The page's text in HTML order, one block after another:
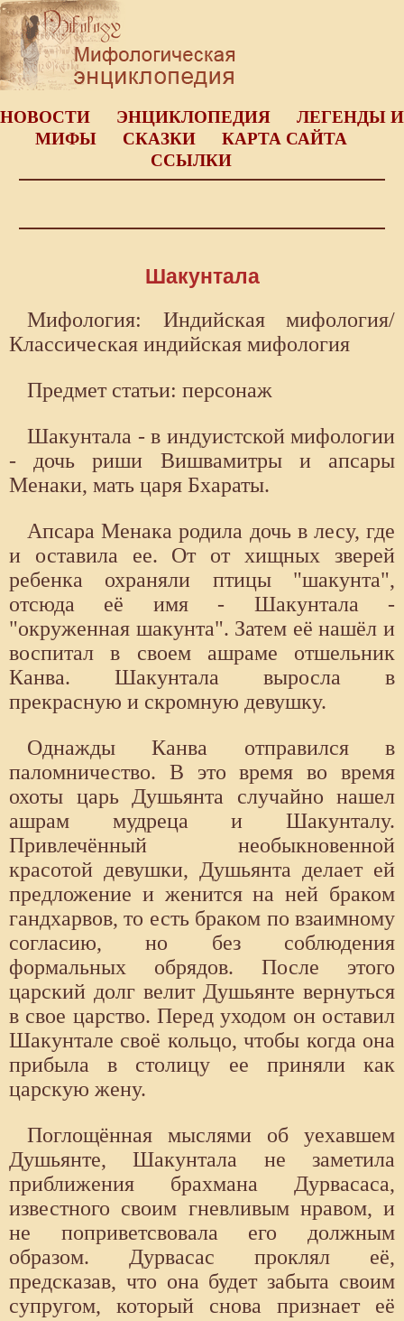
НОВОСТИ ЭНЦИКЛОПЕДИЯ
ЛЕГЕНДЫ И
МИФЫ
СКАЗКИ
КАРТА САЙТА
ССЫЛКИ
Шакунтала
Мифология: Индийская мифология/
Классическая индийская мифология
Предмет статьи: персонаж
Шакунтала - в индуистской мифологии
- дочь риши Вишвамитры и апсары
Менаки, мать царя Бхараты.
Апсара Менака родила дочь в лесу, где
и оставила ее. От от хищных зверей
ребенка охраняли птицы "шакунта",
отсюда её имя - Шакунтала -
"окруженная шакунта". Затем её нашёл и
воспитал в своем ашраме отшельник
Канва. Шакунтала выросла в
прекрасную и скромную девушку.
Однажды Канва отправился в
паломничество. В это время во время
охоты царь Душьянта случайно нашел
ашрам мудреца и Шакунталу.
Привлечённый необыкновенной
красотой девушки, Душьянта делает ей
предложение и женится на ней браком
гандхарвов, то есть браком по взаимному
согласию, но без соблюдения
формальных обрядов. После этого
царский долг велит Душьянте вернуться
в свое царство. Перед уходом он оставил
Шакунтале своё кольцо, чтобы когда она
прибыла в столицу ее приняли как
царскую жену.
Поглощённая мыслями об уехавшем
Душьянте, Шакунтала не заметила
приближения брахмана Дурвасаса,
известного своим гневливым нравом, и
не поприветсвовала его должным
образом. Дурвасас проклял её,
предсказав, что она будет забыта своим
супругом, который снова признает её